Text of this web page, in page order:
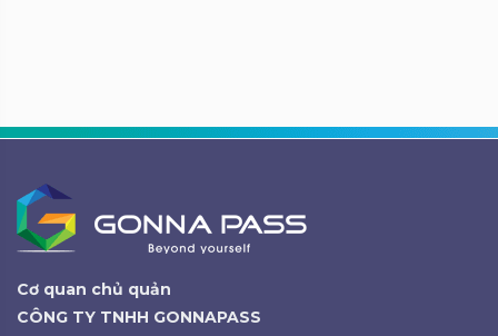
Cơ quan chủ quản
CÔNG TY TNHH GONNAPASS